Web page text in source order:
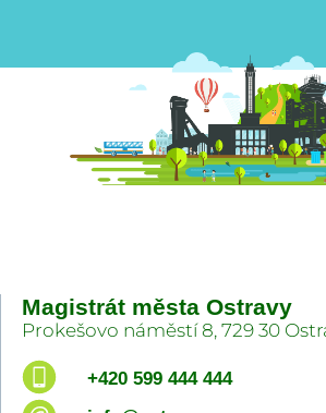
Magistrát města Ostravy
Prokešovo náměstí 8, 729 30
+420 599 444 444